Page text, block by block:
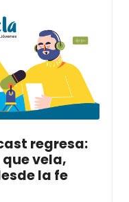
regresa:
vela,
la fe